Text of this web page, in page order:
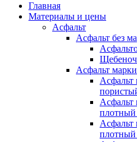
Главная
Материалы и цены
Асфальт
Асфальт без
Асфальт
Асфальт
Асфальт
Асфальт
плотный